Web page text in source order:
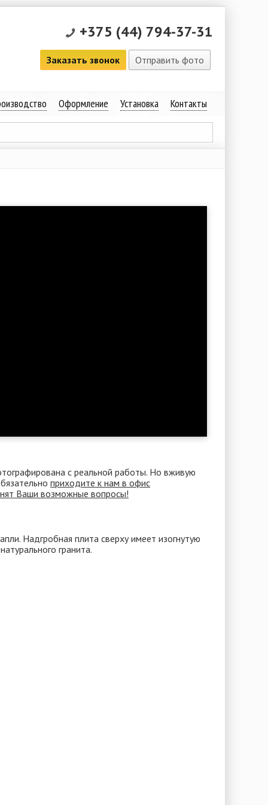
+375 (44) 794-37-31
Заказать звонок Отправить фото
Оформление Установка Контакты
с реальной работы. Но вживую
приходите к нам в офис
Ваши возможные вопросы!
Надгробная плита сверху имеет изогнутую
гранита.